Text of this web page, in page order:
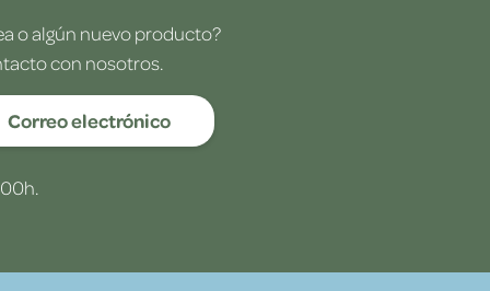
o algún nuevo producto?
con nosotros.
Correo electrónico